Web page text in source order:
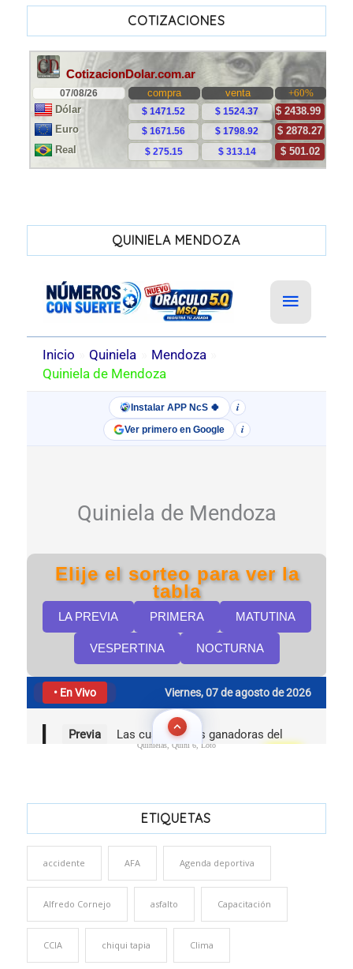
COTIZACIONES
QUINIELA MENDOZA
Quinielas, Quini 6, Loto
ETIQUETAS
accidente AFA Agenda deportiva
Alfredo Cornejo asfalto Capacitación
CCIA chiqui tapia Clima